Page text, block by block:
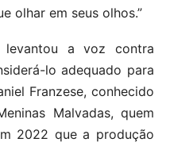
olhar em seus olhos.”
a voz contra
lo adequado para
Franzese, conhecido
Malvadas, quem
2022 que a produção